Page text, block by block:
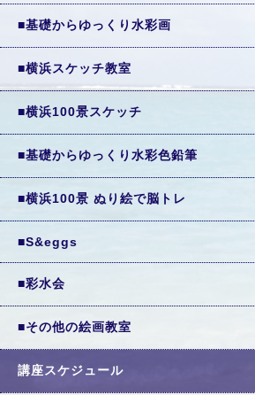
■基礎からゆっくり水彩画
■横浜スケッチ教室
■横浜100景スケッチ
■基礎からゆっくり水彩色鉛筆
■横浜100景 ぬり絵で脳トレ
■S&eggs
■彩水会
■その他の絵画教室
講座スケジュール